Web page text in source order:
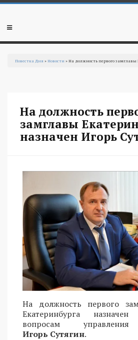
Перейти к основному содержанию
Мобильное
Повестка Дня »Новости » На должность первого замглавы
На должность
замглавы
назначен Игорь
На должность первого
Екатеринбурга
вопросам
Игорь Сутягин.